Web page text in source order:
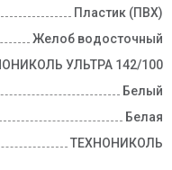
Пластик (ПВХ)
Желоб водосточный
УЛЬТРА 142/100
Белый
Белая
ТЕХНОНИКОЛЬ